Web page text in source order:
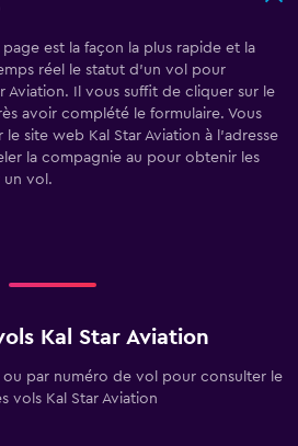
page est la façon la plus rapide et la
réel le statut d'un vol pour
Aviation. Il vous suffit de cliquer sur le
avoir complété le formulaire. Vous
le site web Kal Star Aviation à l'adresse
la compagnie au pour obtenir les
un vol.
Kal Star Aviation
ou par numéro de vol pour consulter le
vols Kal Star Aviation